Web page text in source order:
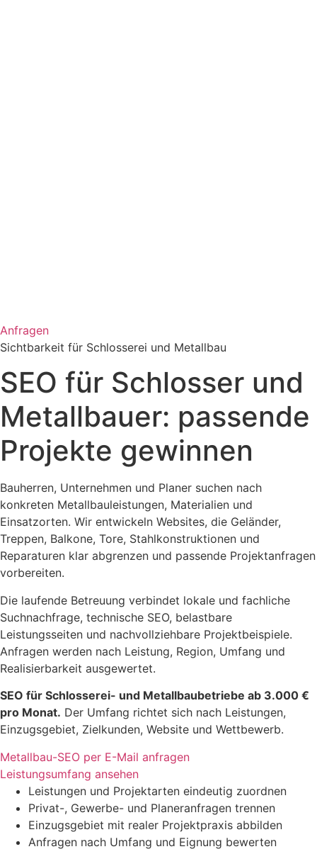
Anfragen
Sichtbarkeit für Schlosserei und Metallbau
SEO für Schlosser und
Metallbauer: passende
Projekte gewinnen
Bauherren, Unternehmen und Planer suchen nach
konkreten Metallbauleistungen, Materialien und
Einsatzorten. Wir entwickeln Websites, die Geländer,
Treppen, Balkone, Tore, Stahlkonstruktionen und
Reparaturen klar abgrenzen und passende Projektanfragen
vorbereiten.
Die laufende Betreuung verbindet lokale und fachliche
Suchnachfrage, technische SEO, belastbare
Leistungsseiten und nachvollziehbare Projektbeispiele.
Anfragen werden nach Leistung, Region, Umfang und
Realisierbarkeit ausgewertet.
SEO für Schlosserei- und Metallbaubetriebe ab 3.000 €
pro Monat. Der Umfang richtet sich nach Leistungen,
Einzugsgebiet, Zielkunden, Website und Wettbewerb.
Metallbau-SEO per E-Mail anfragen
Leistungsumfang ansehen
Leistungen und Projektarten eindeutig zuordnen
Privat-, Gewerbe- und Planeranfragen trennen
Einzugsgebiet mit realer Projektpraxis abbilden
Anfragen nach Umfang und Eignung bewerten